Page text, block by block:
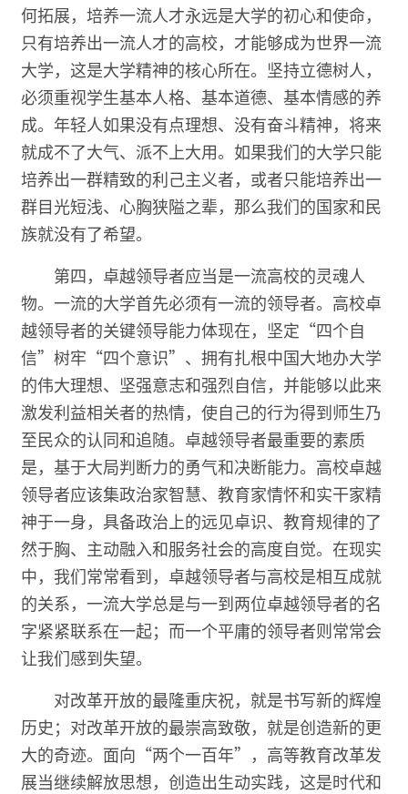
何拓展，培养一流人才永远是大学的初心和使命，
只有培养出一流人才的高校，才能够成为世界一流
大学，这是大学精神的核心所在。坚持立德树人，
必须重视学生基本人格、基本道德、基本情感的养
成。年轻人如果没有点理想、没有奋斗精神，将来
就成不了大气、派不上大用。如果我们的大学只能
培养出一群精致的利己主义者，或者只能培养出一
群目光短浅、心胸狭隘之辈，那么我们的国家和民
族就没有了希望。
第四，卓越领导者应当是一流高校的灵魂人
物。一流的大学首先必须有一流的领导者。高校卓
越领导者的关键领导能力体现在，坚定“四个自
信”树牢“四个意识”、拥有扎根中国大地办大学
的伟大理想、坚强意志和强烈自信，并能够以此来
激发利益相关者的热情，使自己的行为得到师生乃
至民众的认同和追随。卓越领导者最重要的素质
是，基于大局判断力的勇气和决断能力。高校卓越
领导者应该集政治家智慧、教育家情怀和实干家精
神于一身，具备政治上的远见卓识、教育规律的了
然于胸、主动融入和服务社会的高度自觉。在现实
中，我们常常看到，卓越领导者与高校是相互成就
的关系，一流大学总是与一到两位卓越领导者的名
字紧紧联系在一起；而一个平庸的领导者则常常会
让我们感到失望。
对改革开放的最隆重庆祝，就是书写新的辉煌
历史；对改革开放的最崇高致敬，就是创造新的更
大的奇迹。面向“两个一百年”，高等教育改革发
展当继续解放思想，创造出生动实践，这是时代和